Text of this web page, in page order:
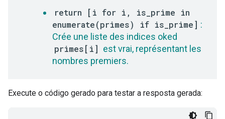
return [i for i, is_prime in
enumerate(primes) if is_prime] :
Crée une liste des indices oked
primes[i] est vrai, représentant les
nombres premiers.
Execute o código gerado para testar a resposta gerada: